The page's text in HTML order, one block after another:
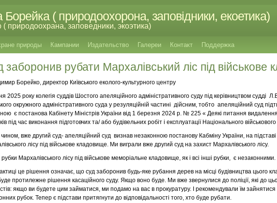
( природоохорона, заповідники, екоетика)
природоохрана, заповедники, экоэтика)
природы Кампании Издательство Галереи Контакт Поддержка
заборонив рубати Мархалівський ліс під військове
Борейко, директор Київського еколого-культурного центру
2025 року колегія суддів Шостого апеляційного адміністративного суду під керівництвом
окружного адміністративного суда у резуляційній частині дійсним, тобто апеляційний суд
є постанова Кабінету Міністрів України від 1 березня 2024 р. № 225 « Деякі питання видалення
під час виконання підготовчих та/ або будівельних робіт і експлуатації Національного
вже другий суд- апеляційний суд визнав незаконною постанову Кабміну України, на
лісу під військове кладовище. Ми виграли вже другий суд на захист Мархалівського лісу.
Мархалівського лісу під військове меморіальне кладовище, як і всі інші рубки, є незаконними.
це рішення означає, що суд заборонив будь-яке рубання дерев на місці будівництва цього
протилежне рішення касаційного суду. Якщо воно буде. Ми вже звернулися до поліції, які до
якщо ви будете цим займатися, ми подамо на вас в прокуратуру. І рекомендували їм
рубок. Тепер є підстави притягнути до відповідальності того, хто буде рубати.